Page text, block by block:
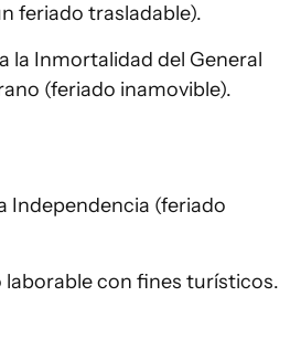
feriado trasladable).
la Inmortalidad del General
(feriado inamovible).
Independencia (feriado
laborable con fines turísticos.